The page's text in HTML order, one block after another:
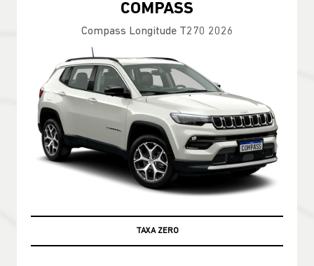
COMPASS
Compass Longitude T270 2026
TAXA ZERO